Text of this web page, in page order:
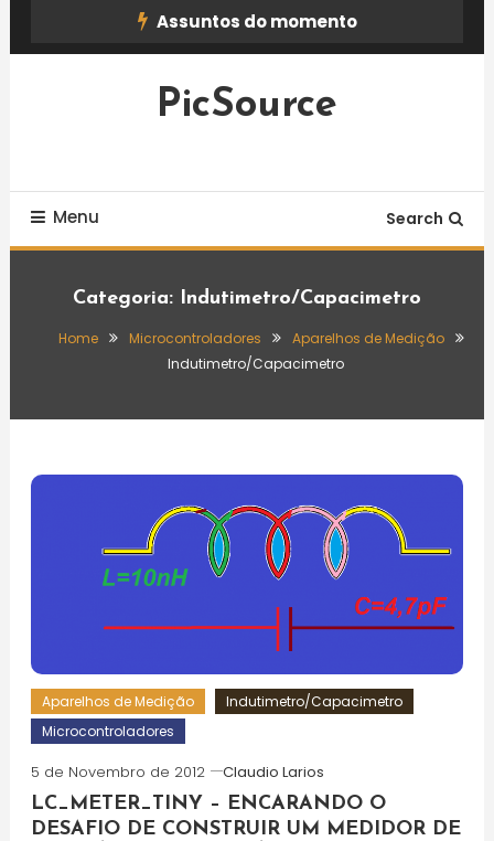
Assuntos do momento
PicSource
Menu Search
Categoria: Indutimetro/Capacimetro
Home Microcontroladores
Aparelhos de Medição
Indutimetro/Capacimetro
Aparelhos de Medição
Indutimetro/Capacimetro
Microcontroladores
5 de Novembro de 2012
Claudio Larios
LC_METER_TINY – ENCARANDO O
DESAFIO DE CONSTRUIR UM MEDIDOR DE